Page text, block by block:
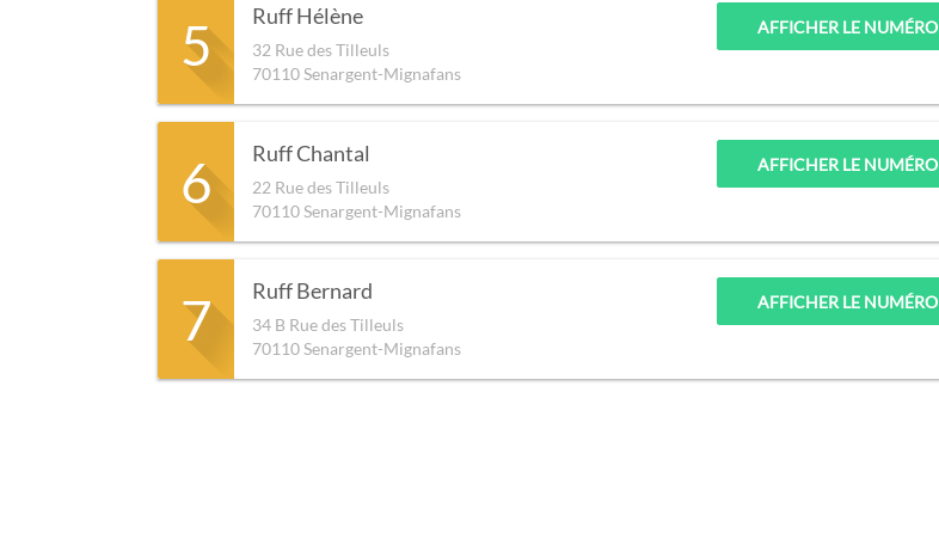
5 Ruff Hélène
32 Rue des Tilleuls
70110Senargent-Mignafans
AFFICHER LE NUMÉRO
6 Ruff Chantal
22 Rue des Tilleuls
70110Senargent-Mignafans
AFFICHER LE NUMÉRO
7 Ruff Bernard
34 B Rue des Tilleuls
70110Senargent-Mignafans
AFFICHER LE NUMÉRO